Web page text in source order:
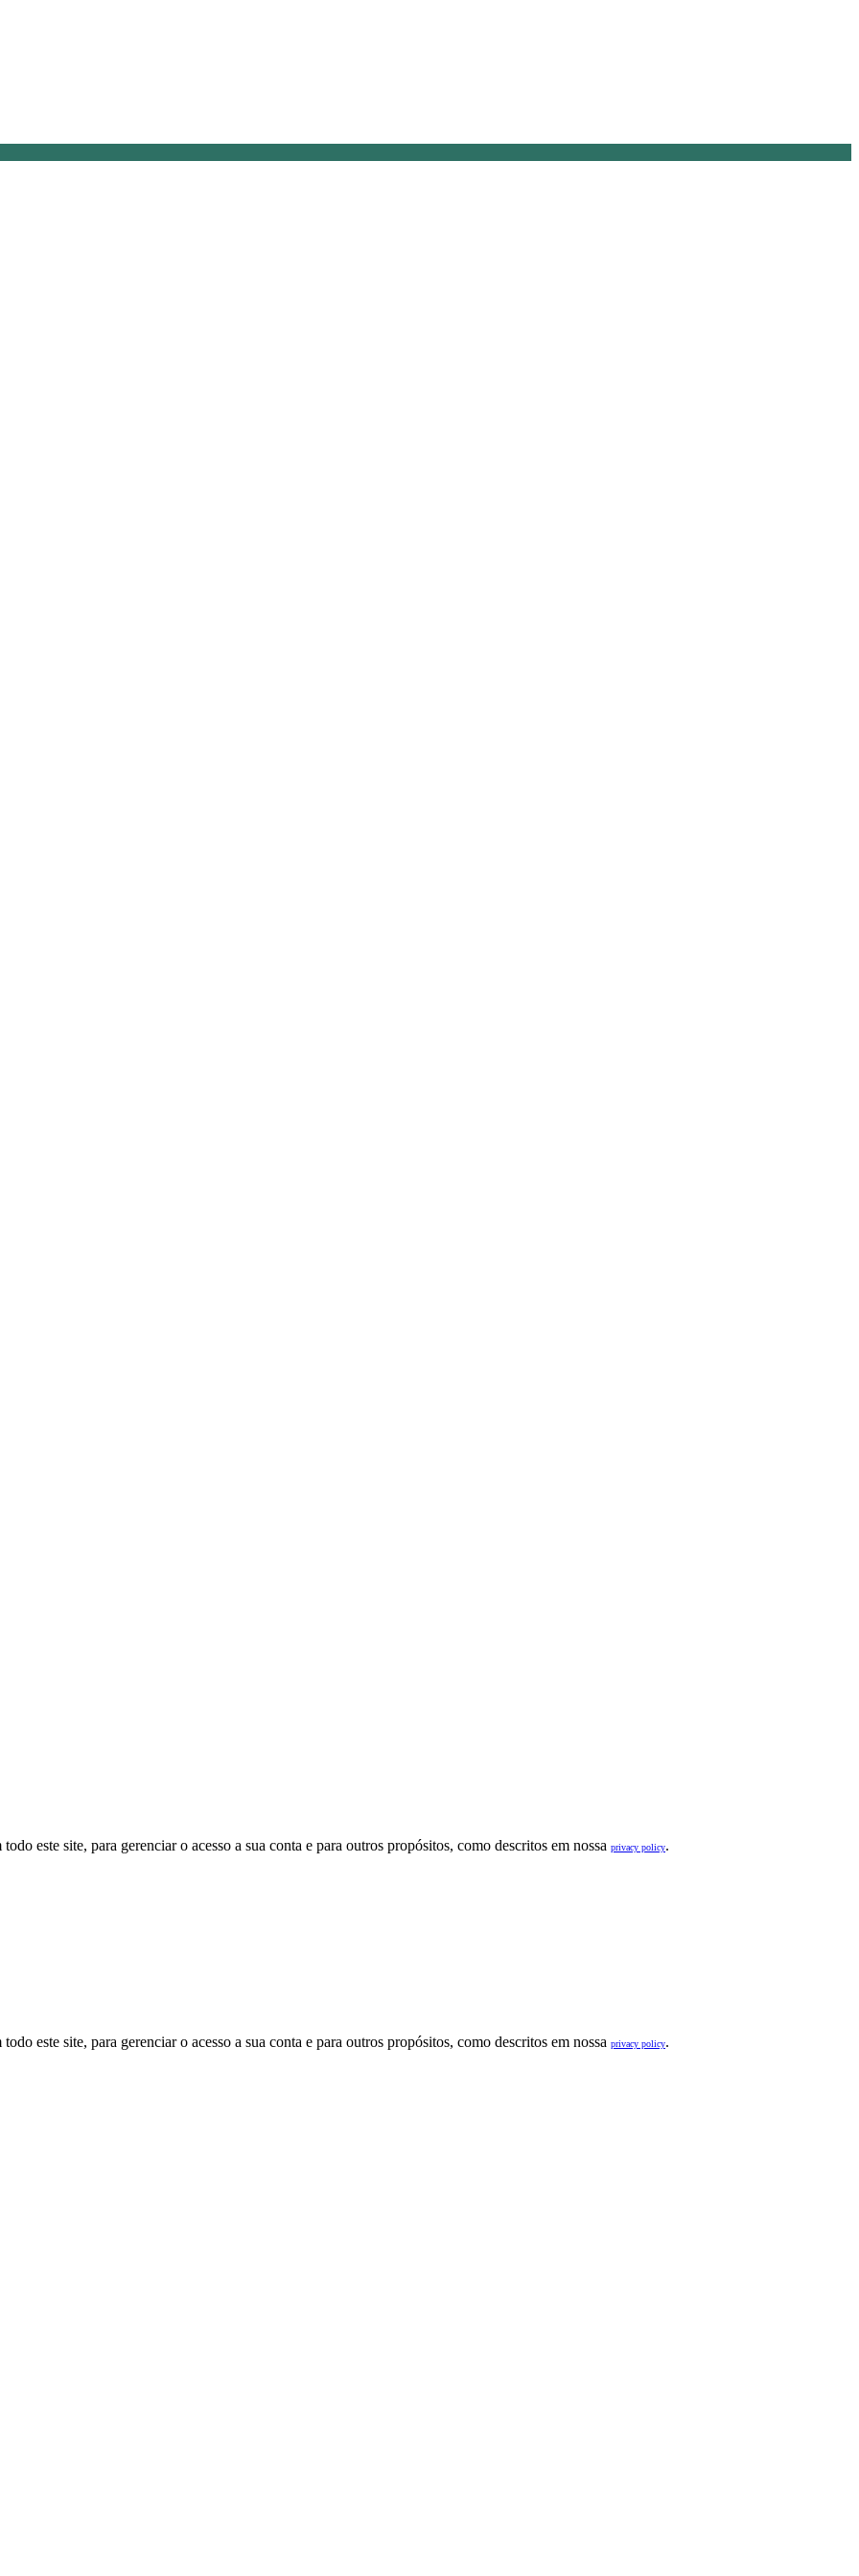
este site, para gerenciar o acesso a sua conta e para outros propósitos, como descritos em nossa privacy policy.
este site, para gerenciar o acesso a sua conta e para outros propósitos, como descritos em nossa privacy policy.